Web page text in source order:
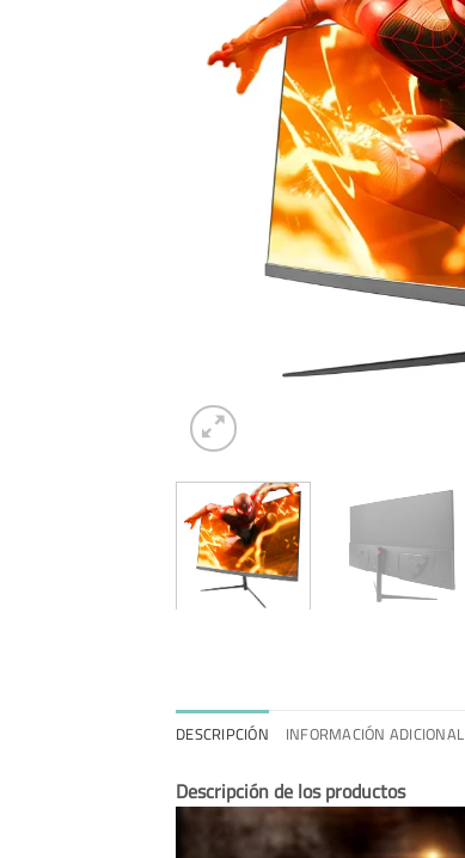
DESCRIPCIÓN INFORMACIÓN ADICIONAL
Descripción de los productos